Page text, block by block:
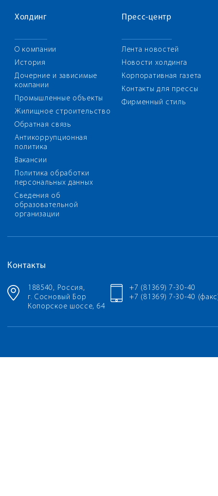
Холдинг
О компании
История
Дочерние и зависимые
компании
Промышленные объекты
Жилищное строительство
Обратная связь
Антикоррупционная
политика
Вакансии
Политика обработки
персональных данных
Сведения об
образовательной
организации
Пресс-центр
Лента новостей
Новости холдинга
Корпоративная газета
Контакты для прессы
Фирменный стиль
Контакты
188540, Россия,
г. Сосновый Бор
Копорское шоссе, 64
+7 (81369) 7-30-40
+7 (81369) 7-30-40